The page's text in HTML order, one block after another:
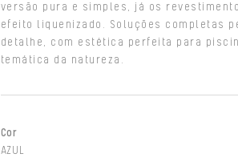
versão pura e simples, já os
efeito liquenizado. Soluções completas
detalhe, com estética perfeita para
temática da natureza.
Cor
AZUL